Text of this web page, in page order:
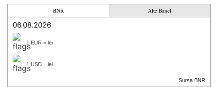
BNR Alte Banci
06.08.2026
1 EUR = lei
1 USD = lei
Sursa BNR